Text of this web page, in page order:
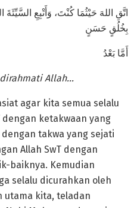
اتَّقِ اللهَ حَيْثُمَا كُنْتَ، وَأَتْبِعِ
بِخُلُقٍ حَسَنٍ
أَمَّا بَعْدُ
dirahmati Allah…
agar kita semua selalu
dengan ketakwaan yang
takwa yang sejati
Allah SwT dengan
baiknya. Kemudian
selalu dicurahkan oleh
utama kita, teladan